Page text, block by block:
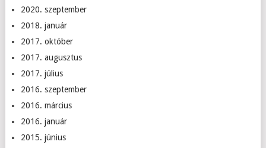
2020. szeptember
2018. január
2017. október
2017. augusztus
2017. július
2016. szeptember
2016. március
2016. január
2015. június